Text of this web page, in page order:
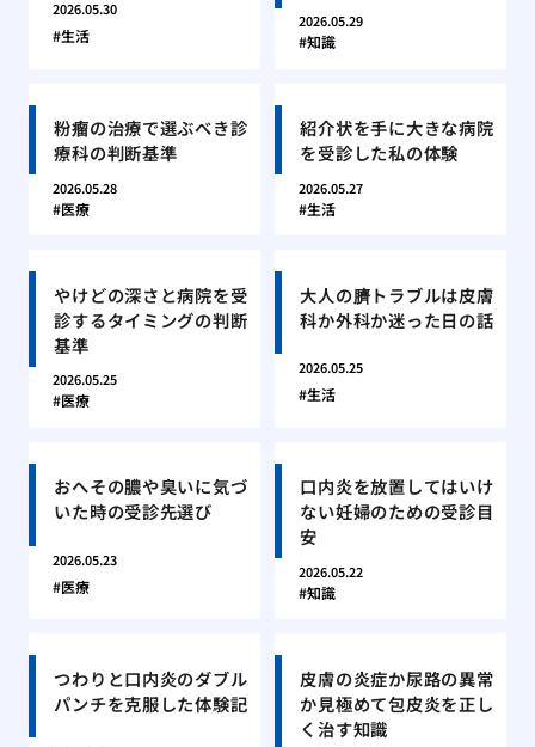
2026.05.30
生活
2026.05.29
知識
粉瘤の治療で選ぶべき診
療科の判断基準
2026.05.28
医療
紹介状を手に大きな病院
を受診した私の体験
2026.05.27
生活
やけどの深さと病院を受
診するタイミングの判断
基準
2026.05.25
医療
大人の臍トラブルは皮膚
科か外科か迷った日の話
2026.05.25
生活
おへその膿や臭いに気づ
いた時の受診先選び
2026.05.23
医療
口内炎を放置してはいけ
ない妊婦のための受診目
安
2026.05.22
知識
つわりと口内炎のダブル
パンチを克服した体験記
皮膚の炎症か尿路の異常
か見極めて包皮炎を正し
く治す知識